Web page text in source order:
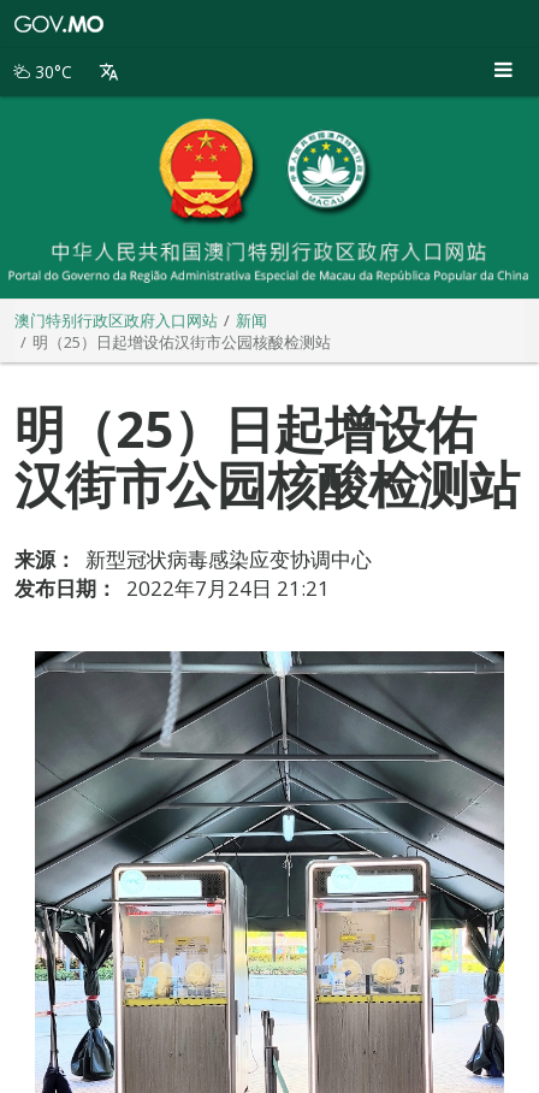
别
30°C
澳门特别行政区政府入口网站
新闻
明（25）日起增设佑汉街市公园核酸检测站
明（25）日起增设佑
汉街市公园核酸检测站
来源：
新型冠状病毒感染应变协调中心
发布日期：
2022年7月24日 21:21